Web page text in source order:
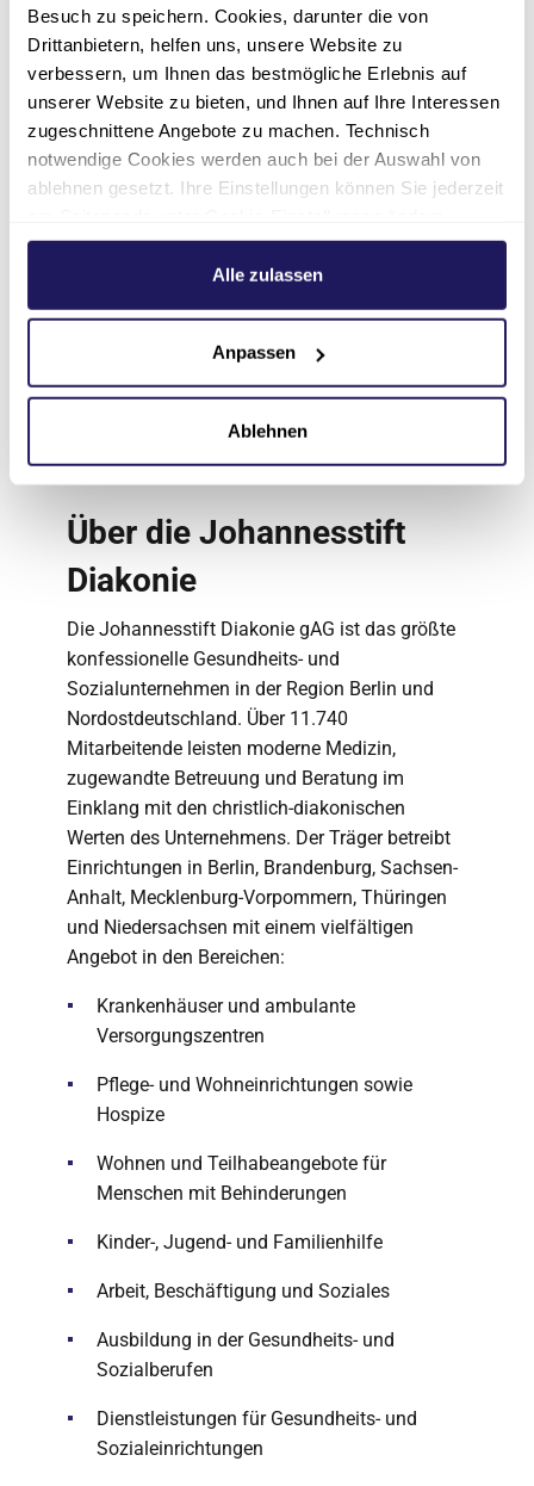
Besuch zu speichern. Cookies, darunter die von
Drittanbietern, helfen uns, unsere Website zu
verbessern, um Ihnen das bestmögliche Erlebnis auf
unserer Website zu bieten, und Ihnen auf Ihre Interessen
zugeschnittene Angebote zu machen. Technisch
notwendige Cookies werden auch bei der Auswahl von
ablehnen gesetzt. Ihre Einstellungen können Sie jederzeit
Weitere Informationen hierzu finden Sie in unserer
.Alle zulassen
Anpassen
Ablehnen
Das Evangelische Herzzentrum Coswig ist ein
interdisziplinäres Zentrum für kardiovaskuläre
Medizin und steht für moderne sowie
fachübergreifende Herzmedizin. Als
spezialisierte Fachklinik vereint das
Herzzentrum die Kliniken für Herz- und
Anästhesiologie und Intensivmedizin. Wir
behandeln das gesamte Spektrum von
Herztransplantationen setzen unsere Ärzt*innen
alle modernen Diagnose- und
Therapieverfahren in der kardiovaskulären
verfügt über 128 Betten und beschäftigt rund
Über die Johannesstift
Diakonie
Die Johannesstift Diakonie gAG ist das größte
konfessionelle Gesundheits- und
Sozialunternehmen in der Region Berlin und
Nordostdeutschland. Über 11.740
Mitarbeitende leisten moderne Medizin,
zugewandte Betreuung und Beratung im
Einklang mit den christlich-diakonischen
Werten des Unternehmens. Der Träger betreibt
Einrichtungen in Berlin, Brandenburg, Sachsen-
Anhalt, Mecklenburg-Vorpommern, Thüringen
und Niedersachsen mit einem vielfältigen
Angebot in den Bereichen:
Krankenhäuser und ambulante
Versorgungszentren
Pflege- und Wohneinrichtungen sowie
Hospize
Wohnen und Teilhabeangebote für
Menschen mit Behinderungen
Kinder-, Jugend- und Familienhilfe
Arbeit, Beschäftigung und Soziales
Ausbildung in der Gesundheits- und
Sozialberufen
Dienstleistungen für Gesundheits- und
Sozialeinrichtungen